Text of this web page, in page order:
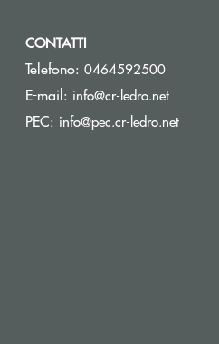
CONTATTI
Telefono: 0464592500
E-mail: info@cr-ledro.net(si apre
PEC: info@pec.cr-ledro.net(si